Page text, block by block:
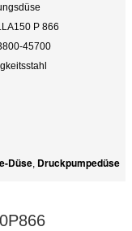
P 866
45700
Düse, Druckpumpedüse